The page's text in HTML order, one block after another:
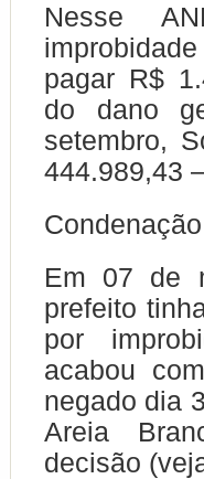
Nesse
pagar R$
do dano
setembro,
444.989,43
Em 07 de
prefeito
por
acabou
negado dia
Areia
decisão